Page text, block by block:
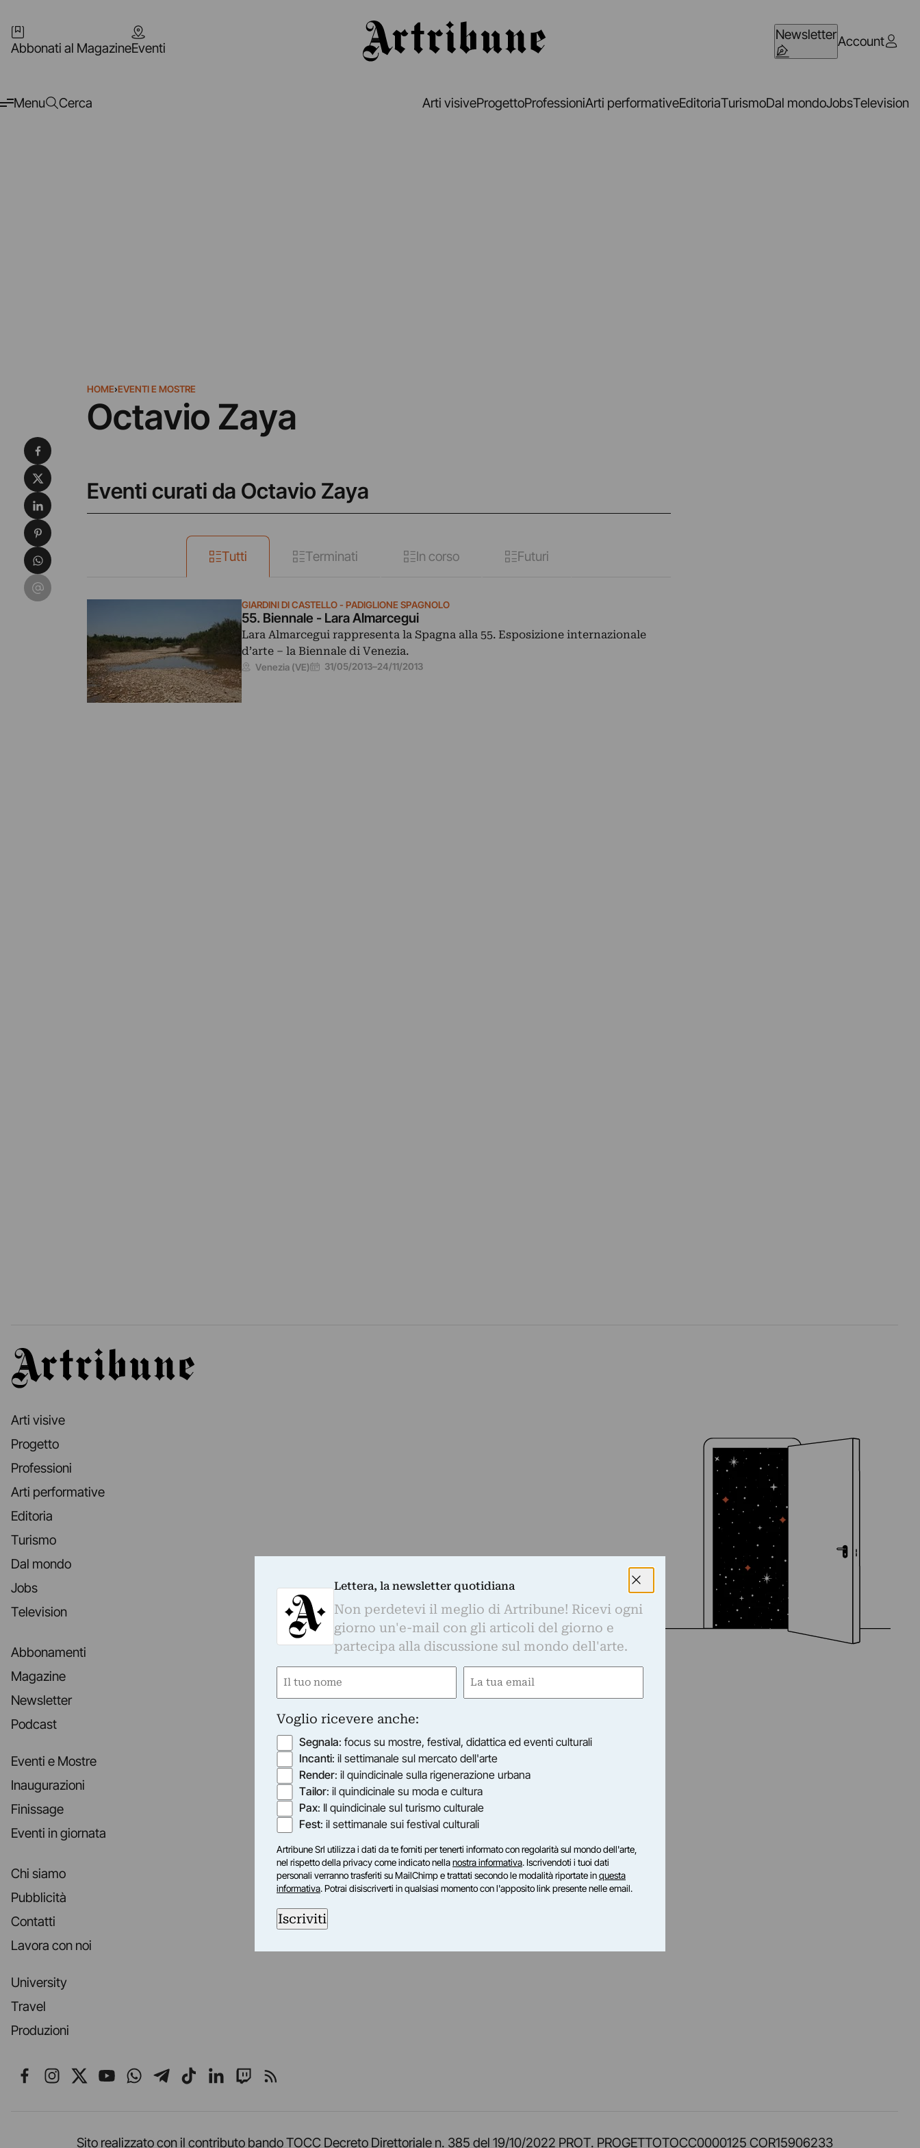
Abbonati al MagazineEventi
NewsletterAccount
Menu Cerca Arti visiveProgettoProfessioniArti performativeEditoriaTurismoDal mondoJobsTelevision
HOME›EVENTI E MOSTRE
Octavio Zaya
Eventi curati da Octavio Zaya
Tutti Terminati In corso Futuri
GIARDINI DI CASTELLO - PADIGLIONE SPAGNOLO
55. Biennale - Lara Almarcegui
Lara Almarcegui rappresenta la Spagna alla 55. Esposizione internazionale
d’arte – la Biennale di Venezia.
Venezia (VE) 31/05/2013–24/11/2013
Condividi su Facebook
Condividi su X
Condividi su LinkedIn
Condividi su Pinterest
Condividi su WhatsApp
Condividi su Email
Artribune
Arti visive
Progetto
Professioni
Arti performative
Editoria
Turismo
Dal mondo
Jobs
Television
Abbonamenti
Magazine
Newsletter
Podcast
Eventi e Mostre
Inaugurazioni
Finissage
Eventi in giornata
Chi siamo
Pubblicità
Contatti
Lavora con noi
University
Travel
Produzioni
Seguici su Facebook
Seguici su Instagram
Seguici su X
Seguici su YouTube
Seguici su WhatsApp
Seguici su Telegram
Seguici su TikTok
Seguici su LinkedIn
Seguici su Twitch
Seguici su Rss
Sito realizzato con il contributo bando TOCC Decreto Direttoriale n. 385 del 19/10/2022 PROT. PROGETTOTOCC0000125 COR15906233
Lettera, la newsletter quotidiana
Non perdetevi il meglio di Artribune! Ricevi ogni
giorno un'e-mail con gli articoli del giorno e
partecipa alla discussione sul mondo dell'arte.
Nome
Email
Voglio ricevere anche:
Segnala: focus su mostre, festival, didattica ed eventi culturali
Incanti: il settimanale sul mercato dell'arte
Render: il quindicinale sulla rigenerazione urbana
Tailor: il quindicinale su moda e cultura
Pax: Il quindicinale sul turismo culturale
Fest: il settimanale sui festival culturali
Artribune Srl utilizza i dati da te forniti per tenerti informato con regolarità sul mondo dell'arte,
nel rispetto della privacy come indicato nellanostra informativa. Iscrivendoti i tuoi dati
personali verranno trasferiti su MailChimp e trattati secondo le modalità riportate inquesta
informativa. Potrai disiscriverti in qualsiasi momento con l'apposito link presente nelle email.
Iscriviti